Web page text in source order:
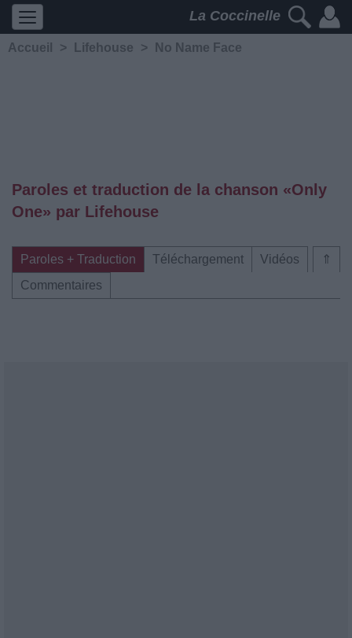
La Coccinelle
Accueil > Lifehouse > No Name Face
Paroles et traduction de la chanson «Only
One» par Lifehouse
⇑
Paroles + Traduction Téléchargement
Vidéos
Commentaires